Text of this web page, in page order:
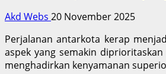
Akd Webs 20 November 2025
Perjalanan antarkota kerap
aspek yang semakin
menghadirkan kenyamanan